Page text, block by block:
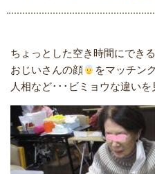
ちょっとした空き時間にでき
おじいさんの顔
をマッチン
人相など･･･ビミョウな違い